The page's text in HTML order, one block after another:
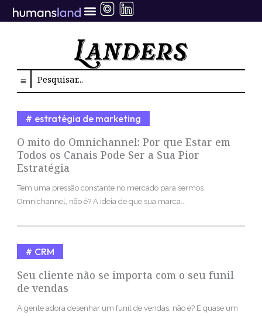
para
Search
O mito do Omnichannel: Por que Estar em
Todos os Canais Pode Ser a Sua Pior
Estratégia
estratégia de marketing
Tem uma pressão constante no mercado para sermos
Omnichannel, não é? A ideia de que sua marca...
Seu cliente não se importa com o seu funil
de vendas
CRM
A gente adora desenhar um funil de vendas, não é? É quase um